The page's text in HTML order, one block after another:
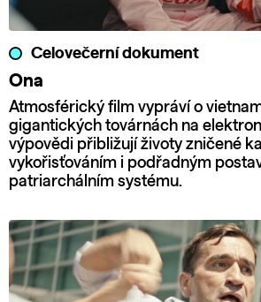
Celovečerní dokument
Ona
Atmosférický film vypráví o
gigantických továrnách na
výpovědi přibližují životy zničené
vykořisťováním i podřadným
patriarchálním systému.